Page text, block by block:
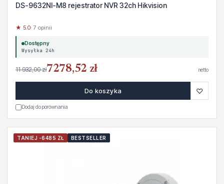
DS-9632NI-M8 rejestrator NVR 32ch Hikvision
★ 5.0· 7 opinii
Dostępny
Wysyłka 24h
11 932,00 zł7278,52 zł netto
Do koszyka ♡
Dodaj do porównania
TANIEJ -6485 ZŁ BESTSELLER